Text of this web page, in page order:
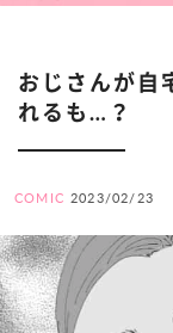
おじさんが自
れるも…？
COMIC 2023/02/23